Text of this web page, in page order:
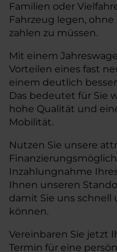
Familien oder
Fahrzeug legen,
zahlen zu müssen.
Mit einem
Vorteilen eines fast
einem deutlich
Das bedeutet für Sie
hohe Qualität und
Mobilität.
Nutzen Sie unsere
Inzahlungnahme
Ihnen unseren
damit Sie uns
können.
Vereinbaren Sie jetzt
Termin für eine